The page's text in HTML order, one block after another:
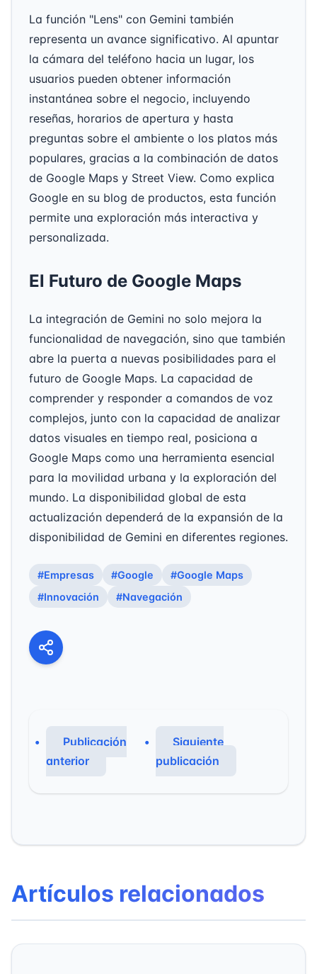
La función "Lens" con Gemini también
representa un avance significativo. Al apuntar
la cámara del teléfono hacia un lugar, los
usuarios pueden obtener información
instantánea sobre el negocio, incluyendo
reseñas, horarios de apertura y hasta
preguntas sobre el ambiente o los platos más
populares, gracias a la combinación de datos
de Google Maps y Street View. Como explica
Google en su blog de productos, esta función
permite una exploración más interactiva y
personalizada.
El Futuro de Google Maps
La integración de Gemini no solo mejora la
funcionalidad de navegación, sino que también
abre la puerta a nuevas posibilidades para el
futuro de Google Maps. La capacidad de
comprender y responder a comandos de voz
complejos, junto con la capacidad de analizar
datos visuales en tiempo real, posiciona a
Google Maps como una herramienta esencial
para la movilidad urbana y la exploración del
mundo. La disponibilidad global de esta
actualización dependerá de la expansión de la
disponibilidad de Gemini en diferentes regiones.
#Empresas #Google
#Google Maps
#Innovación
#Navegación
Publicación
anterior
Siguiente
publicación
Artículos relacionados